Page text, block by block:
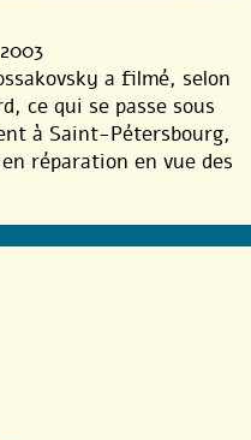
a filmé, selon
ce qui se passe sous
à Saint-Pétersbourg,
réparation en vue des